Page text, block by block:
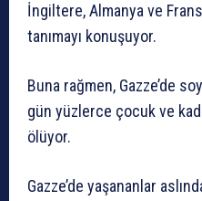
İngiltere, Almanya ve
tanımayı konuşuyor.
Buna rağmen, Gazze’de
gün yüzlerce çocuk ve
ölüyor.
Gazze’de yaşananlar